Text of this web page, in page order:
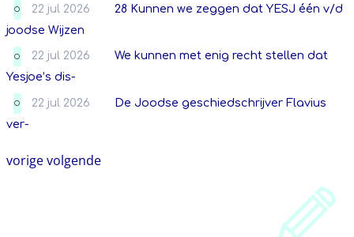
O 22 jul 2026
28 Kunnen we zeggen dat YESJ één v/d
joodse Wijzen
O 22 jul 2026
We kunnen met enig recht stellen dat
Yesjoe’s dis-
O 22 jul 2026
De Joodse geschiedschrijver Flavius
ver-
vorigevolgende